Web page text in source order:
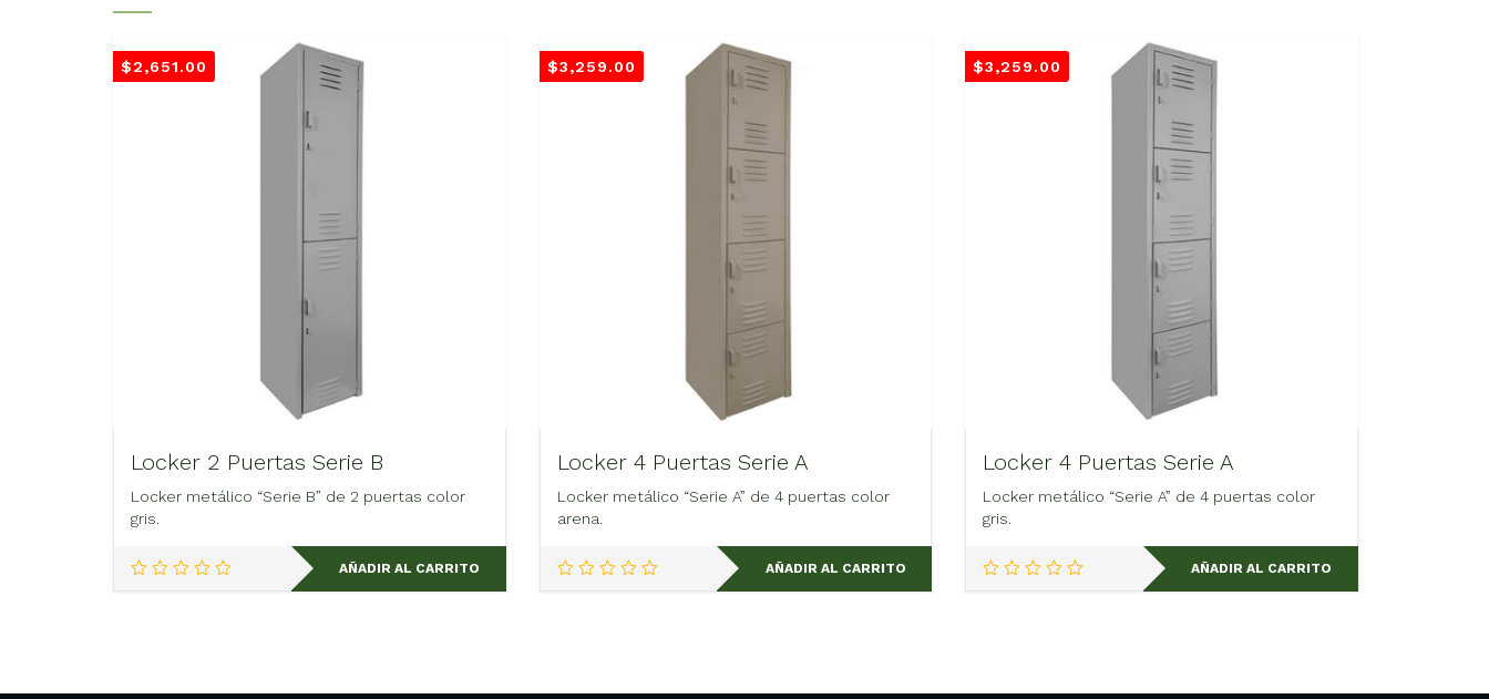
$2,651.00
Locker 2 Puertas Serie B
Locker metálico “Serie B” de 2 puertas color
gris.
AÑADIR AL CARRITO
$3,259.00
Locker 4 Puertas Serie A
Locker metálico “Serie A” de 4 puertas color
arena.
AÑADIR AL CARRITO
$3,259.00
Locker 4 Puertas Serie A
Locker metálico “Serie A” de 4 puertas color
gris.
AÑADIR AL CARRITO